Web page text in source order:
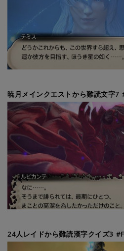
暁月メインクエストから難読文字7
24人レイドから難読漢字クイズ3